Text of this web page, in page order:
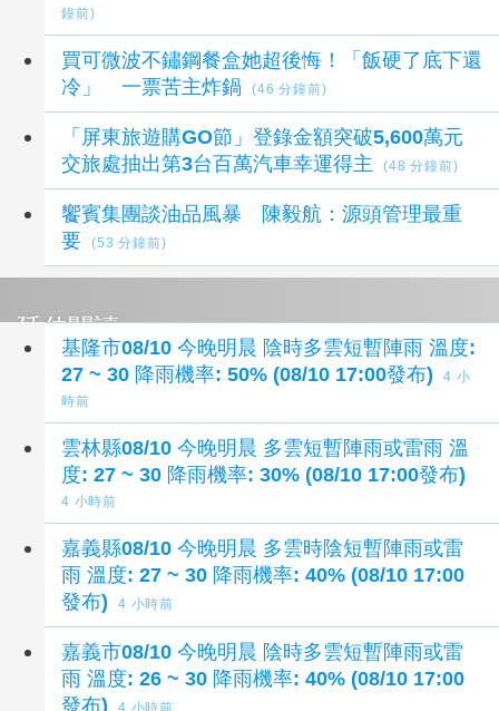
鐘前)
買可微波不鏽鋼餐盒她超後悔！「飯硬了底下還
冷」 一票苦主炸鍋
(46 分鐘前)
「屏東旅遊購GO節」登錄金額突破5,600萬元
交旅處抽出第3台百萬汽車幸運得主
(48 分鐘前)
饗賓集團談油品風暴 陳毅航：源頭管理最重
要
(53 分鐘前)
延伸閱讀
基隆市08/10 今晚明晨 陰時多雲短暫陣雨 溫度:
27 ~ 30 降雨機率: 50% (08/10 17:00發布)
4 小
時前
雲林縣08/10 今晚明晨 多雲短暫陣雨或雷雨 溫
度: 27 ~ 30 降雨機率: 30% (08/10 17:00發布)
4 小時前
嘉義縣08/10 今晚明晨 多雲時陰短暫陣雨或雷
雨 溫度: 27 ~ 30 降雨機率: 40% (08/10 17:00
發布)
4 小時前
嘉義市08/10 今晚明晨 陰時多雲短暫陣雨或雷
雨 溫度: 26 ~ 30 降雨機率: 40% (08/10 17:00
發布)
4 小時前